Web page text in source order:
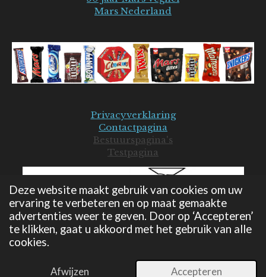
Deze website maakt gebruik van cookies om uw
ervaring te verbeteren en op maat gemaakte
advertenties weer te geven. Door op ‘Accepteren’
te klikken, gaat u akkoord met het gebruik van alle
cookies.
Afwijzen Accepteren
Mars Nederland
Privacyverklaring
Contactpagina
Bestuurspagina's
Testpagina
© 2019-2026 Mars Seniorenclub - JB